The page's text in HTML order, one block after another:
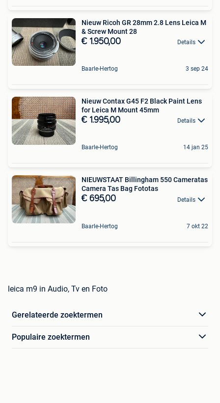
Nieuw Ricoh GR 28mm 2.8 Lens Leica M
& Screw Mount 28
€ 1.950,00 Details
Baarle-Hertog 3 sep 24
Nieuw Contax G45 F2 Black Paint Lens
for Leica M Mount 45mm
€ 1.995,00 Details
Baarle-Hertog 14 jan 25
NIEUWSTAAT Billingham 550 Cameratas
Camera Tas Bag Fototas
€ 695,00 Details
Baarle-Hertog 7 okt 22
leica m9 in Audio, Tv en Foto
Gerelateerde zoektermen
Populaire zoektermen